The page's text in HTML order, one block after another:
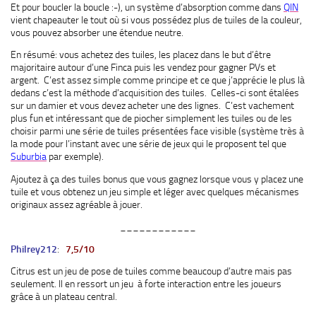
Et pour boucler la boucle :-), un système d’absorption comme dans QIN
vient chapeauter le tout où si vous possédez plus de tuiles de la couleur,
vous pouvez absorber une étendue neutre.
En résumé: vous achetez des tuiles, les placez dans le but d’être
majoritaire autour d’une Finca puis les vendez pour gagner PVs et
argent. C’est assez simple comme principe et ce que j’apprécie le plus là
dedans c’est la méthode d’acquisition des tuiles. Celles-ci sont étalées
sur un damier et vous devez acheter une des lignes. C’est vachement
plus fun et intéressant que de piocher simplement les tuiles ou de les
choisir parmi une série de tuiles présentées face visible (système très à
la mode pour l’instant avec une série de jeux qui le proposent tel que
Suburbia par exemple).
Ajoutez à ça des tuiles bonus que vous gagnez lorsque vous y placez une
tuile et vous obtenez un jeu simple et léger avec quelques mécanismes
originaux assez agréable à jouer.
Philrey212:
7,5/10
Citrus est un jeu de pose de tuiles comme beaucoup d’autre mais pas
seulement. Il en ressort un jeu à forte interaction entre les joueurs
grâce à un plateau central.